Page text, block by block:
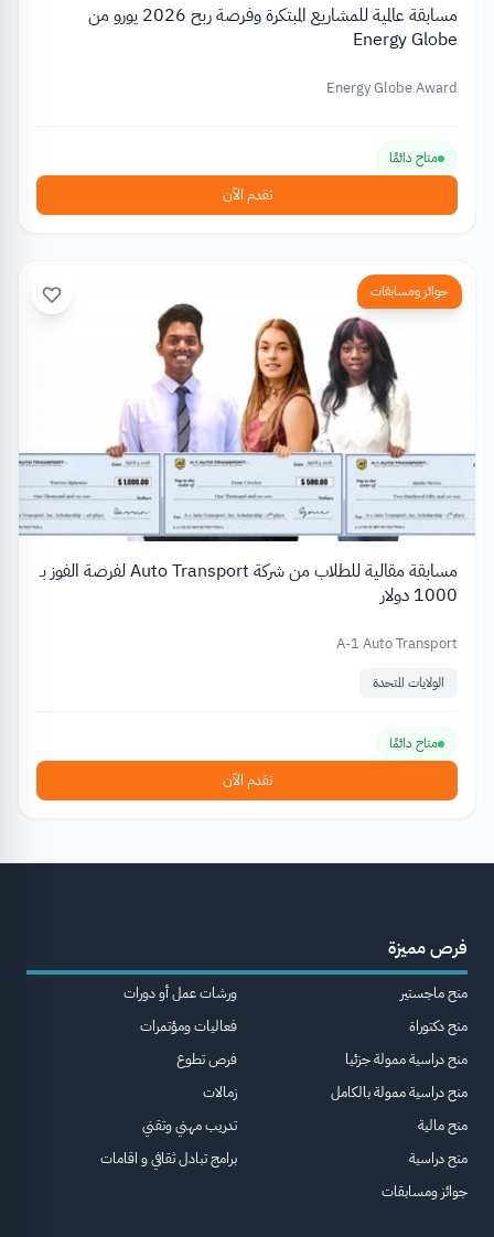
مسابقة عالمية للمشاريع المبتكرة وفرصة ربح 2026 يورو من
Energy Globe
Energy Globe Award
متاح دائمًا
تقدم الآن
جوائز ومسابقات
مسابقة مقالية للطلاب من شركة Auto Transport لفرصة الفوز بـ
1000 دولار
A-1 Auto Transport
الولايات المتحدة
متاح دائمًا
تقدم الآن
فرص مميزة
منح ماجستير
منح دكتوراة
منح دراسية ممولة جزئيا
منح دراسية ممولة بالكامل
منح مالية
منح دراسية
جوائز ومسابقات
ورشات عمل أو دورات
فعاليات ومؤتمرات
فرص تطوع
زمالات
تدريب مهني وتقني
برامج تبادل ثقافي و اقامات